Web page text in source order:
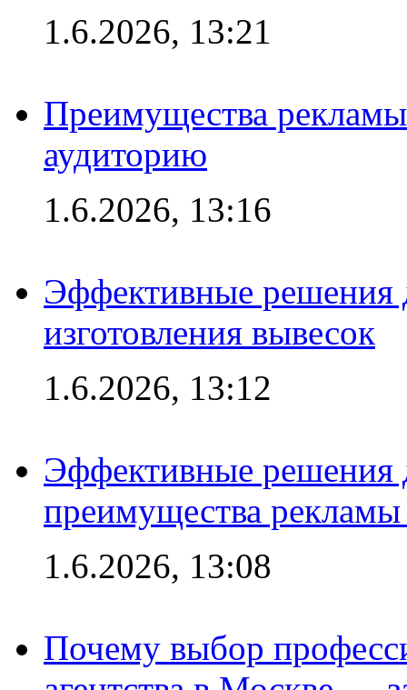
1.6.2026, 13:21
Преимущества
аудиторию
1.6.2026, 13:16
Эффективные решения
изготовления вывесок
1.6.2026, 13:12
Эффективные решения
преимущества рекламы
1.6.2026, 13:08
Почему выбор